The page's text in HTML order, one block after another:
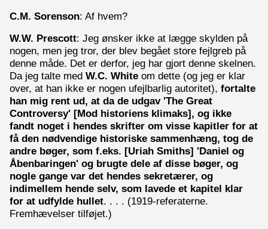
C.M. Sorenson: Af hvem?
W.W. Prescott: Jeg ønsker ikke at lægge skylden på
nogen, men jeg tror, der blev begået store fejlgreb på
denne måde. Det er derfor, jeg har gjort denne skelnen.
Da jeg talte med W.C. White om dette (og jeg er klar
over, at han ikke er nogen ufejlbarlig autoritet), fortalte
han mig rent ud, at da de udgav 'The Great
Controversy' [Mod historiens klimaks], og ikke
fandt noget i hendes skrifter om visse kapitler for at
få den nødvendige historiske sammenhæng, tog de
andre bøger, som f.eks. [Uriah Smiths] 'Daniel og
Åbenbaringen' og brugte dele af disse bøger, og
nogle gange var det hendes sekretærer, og
indimellem hende selv, som lavede et kapitel klar
for at udfylde hullet. . . . (1919-referaterne.
Fremhævelser tilføjet.)